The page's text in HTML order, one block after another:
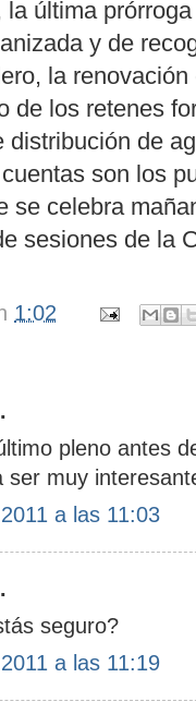
última
y de
la
de los retenes
distribución de
son los
se celebra
sesiones de la
1:02
pleno antes
ser muy
a las 11:03
seguro?
a las 11:19